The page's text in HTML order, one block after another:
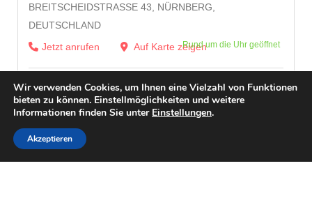
BREITSCHEIDSTRASSE 43, NÜRNBERG, D
EUTSCHLAND
Jetzt anrufen
Auf Karte zeigenRund um die Uhr geöffnet
Wir verwenden Cookies, um Ihnen eine Vielzahl von Funktionen
bieten zu können. Einstellmöglichkeiten und weitere
Informationen finden Sie unter Einstellungen.
Akzeptieren